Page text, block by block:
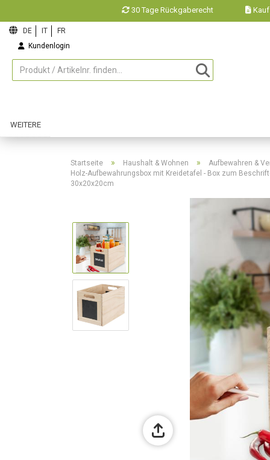
30 Tage Rückgaberecht
Kundenlogin
WEITERE
Startseite » Haushalt & Wohnen » Aufbewahren &
Holz-Aufbewahrungsbox mit Kreidetafel - Box zum
30x20x20cm